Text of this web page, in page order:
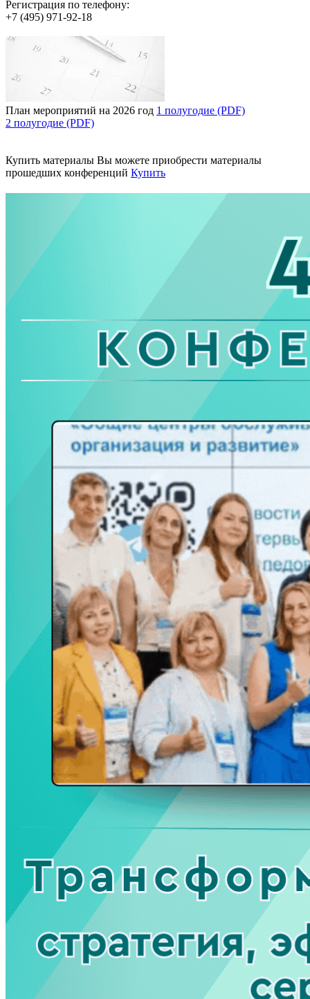
Регистрация по телефону:
+7 (495) 971-92-18
План мероприятий на 2026 год 1 полугодие (PDF)
2 полугодие (PDF)
Купить материалы Вы можете приобрести материалы
прошедших конференций Купить